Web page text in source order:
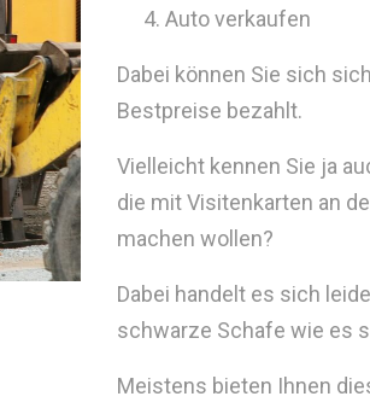
Auto verkaufen
Dabei können Sie sich
Bestpreise bezahlt.
Vielleicht kennen Sie ja
die mit Visitenkarten an
machen wollen?
Dabei handelt es sich
schwarze Schafe wie es
Meistens bieten Ihnen